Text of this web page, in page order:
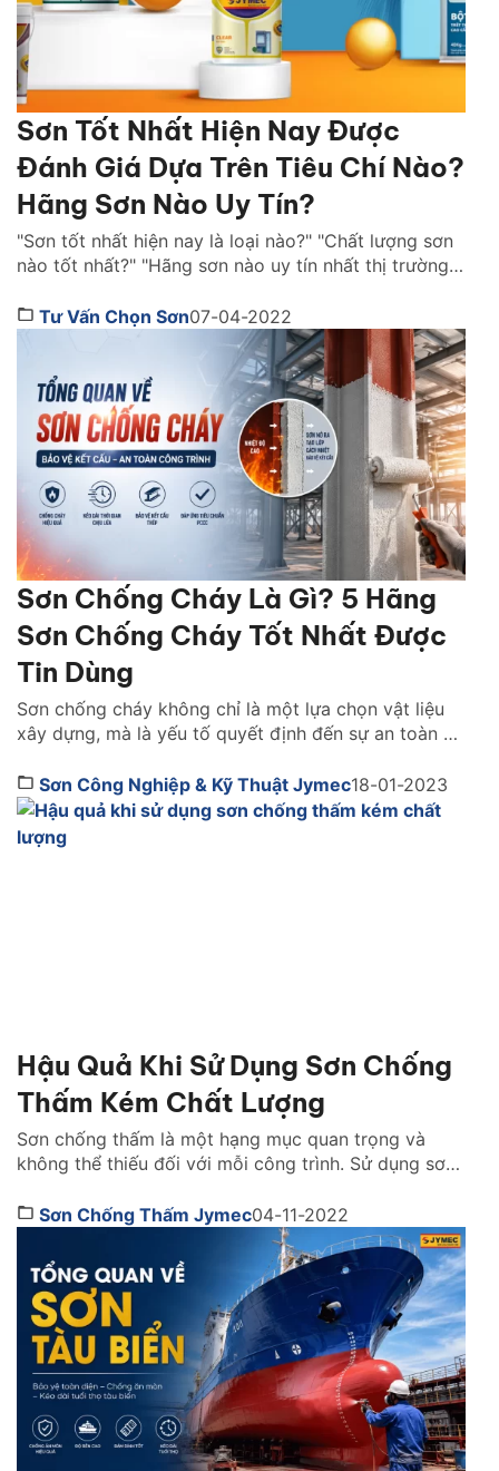
Sơn Tốt Nhất Hiện Nay Được
Đánh Giá Dựa Trên Tiêu Chí Nào?
Hãng Sơn Nào Uy Tín?
"Sơn tốt nhất hiện nay là loại nào?" "Chất lượng sơn
nào tốt nhất?" "Hãng sơn nào uy tín nhất thị trường
quan tâm. Cùng Sơn JYMEC tìm hiểu những lời
khuyên hữu ích qua bài viêt dưới đây nhé! Sơn tốt
Tư Vấn Chọn Sơn07-04-2022
Sơn Chống Cháy Là Gì? 5 Hãng
Sơn Chống Cháy Tốt Nhất Được
Tin Dùng
Sơn chống cháy không chỉ là một lựa chọn vật liệu
xây dựng, mà là yếu tố quyết định đến sự an toàn và
hỏa hoạn. Vậy lựa sơn chống cháy hãng nào tốt?
Cách chọn như thế nào. Cùng tìm hiểu ngay […]
Sơn Công Nghiệp & Kỹ Thuật Jymec18-01-2023
Hậu Quả Khi Sử Dụng Sơn Chống
Thấm Kém Chất Lượng
Sơn chống thấm là một hạng mục quan trọng và
không thể thiếu đối với mỗi công trình. Sử dụng sơn
và gia tăng tuổi thọ cho công trình. Tuy nhiên nếu
bạn sử dụng sơn chống thấm kém chất lượng thì nó
sẽ […]
Sơn Chống Thấm Jymec04-11-2022